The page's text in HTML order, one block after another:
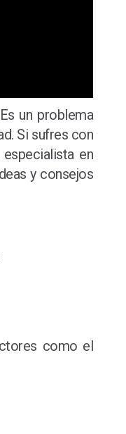
un problema
Si sufres con
en
y consejos
como el